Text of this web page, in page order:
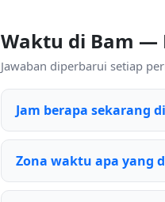
Waktu di Bam —
Jawaban diperbarui setiap
Jam berapa sekarang
Zona waktu apa yang